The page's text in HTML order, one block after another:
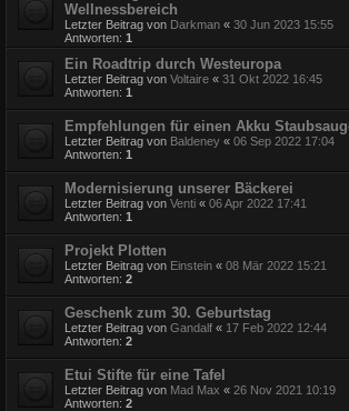
Wellnessbereich
Letzter Beitrag von Darkman « 30 Jun 2023 15:55
Antworten: 1
Ein Roadtrip durch Westeuropa
Letzter Beitrag von Voltaire « 31 Okt 2022 16:45
Antworten: 1
Empfehlungen für einen Akku
Letzter Beitrag von Baldeney « 06 Sep 2022 17:04
Antworten: 1
Modernisierung unserer Bäckerei
Letzter Beitrag von Venti « 06 Apr 2022 17:41
Antworten: 1
Projekt Plotten
Letzter Beitrag von Einstein « 08 Mär 2022 15:21
Antworten: 2
Geschenk zum 30. Geburtstag
Letzter Beitrag von Gandalf « 17 Feb 2022 12:44
Antworten: 2
Etui Stifte für eine Tafel
Letzter Beitrag von Mad Max « 26 Nov 2021 10:19
Antworten: 2